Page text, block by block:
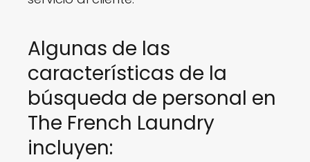
Algunas de las
características de la
búsqueda de personal en
The French Laundry
incluyen: